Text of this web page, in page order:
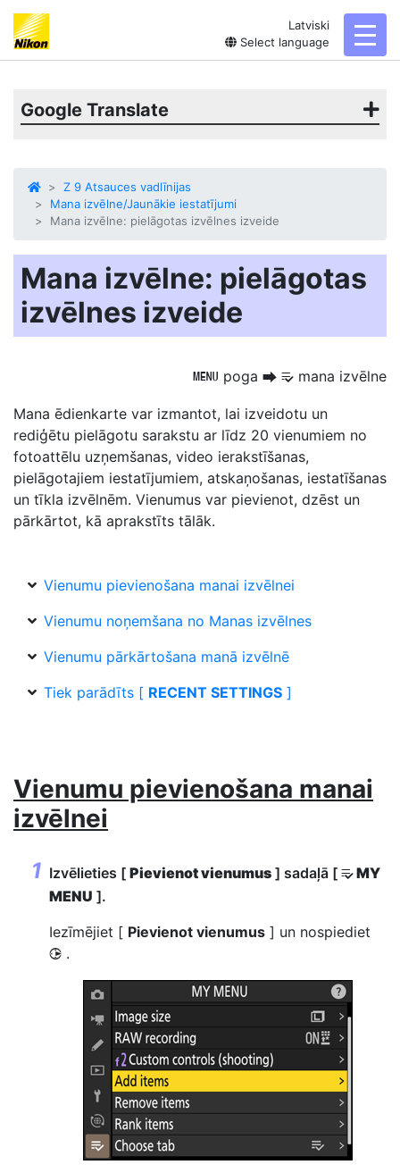
Latviski
Select language
Google Translate
Z 9 Atsauces vadlīnijas
Mana izvēlne/Jaunākie iestatījumi
Mana izvēlne: pielāgotas izvēlnes izveide
Mana izvēlne: pielāgotas
izvēlnes izveide
G poga U O mana izvēlne
Mana ēdienkarte var izmantot, lai izveidotu un
rediģētu pielāgotu sarakstu ar līdz 20 vienumiem no
fotoattēlu uzņemšanas, video ierakstīšanas,
pielāgotajiem iestatījumiem, atskaņošanas, iestatīšanas
un tīkla izvēlnēm. Vienumus var pievienot, dzēst un
pārkārtot, kā aprakstīts tālāk.
Vienumu pievienošana manai izvēlnei
Vienumu noņemšana no Manas izvēlnes
Vienumu pārkārtošana manā izvēlnē
Tiek parādīts [ RECENT SETTINGS ]
Vienumu pievienošana manai
izvēlnei
Izvēlieties [ Pievienot vienumus ] sadaļā [ OMY
MENU ].
Iezīmējiet [ Pievienot vienumus ] un nospiediet
2 .